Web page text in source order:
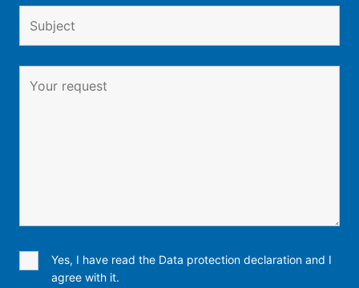
Yes, I have read the Data protection declaration and I
agree with it.